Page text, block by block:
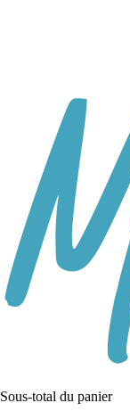
Sous-total du panier